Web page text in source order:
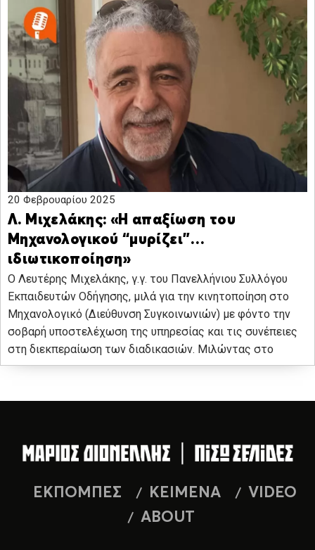
20 Φεβρουαρίου 2025
Λ. Μιχελάκης: «Η απαξίωση του
Μηχανολογικού “μυρίζει”…
ιδιωτικοποίηση»
Ο Λευτέρης Μιχελάκης, γ.γ. του Πανελλήνιου Συλλόγου
Εκπαιδευτών Οδήγησης, μιλά για την κινητοποίηση στο
Μηχανολογικό (Διεύθυνση Συγκοινωνιών) με φόντο την
σοβαρή υποστελέχωση της υπηρεσίας και τις συνέπειες
στη διεκπεραίωση των διαδικασιών. Μιλώντας στο
ΕΚΠΟΜΠΕΣ ΚΕΙΜΕΝΑ
VIDEO
ABOUT